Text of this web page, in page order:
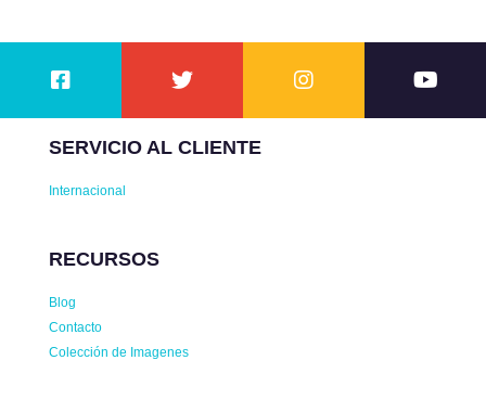
SERVICIO AL CLIENTE
Internacional
RECURSOS
Blog
Contacto
Colección de Imagenes